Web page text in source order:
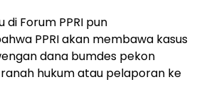
Forum PPRI pun
PPRI akan membawa kasus
dana bumdes pekon
hukum atau pelaporan ke